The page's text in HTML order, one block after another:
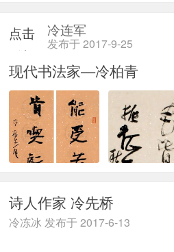
点击
重新
加载
冷连军
发布于 2017-9-25
现代书法家—冷柏青
诗人作家 冷先桥
冷冻冰 发布于 2017-6-13